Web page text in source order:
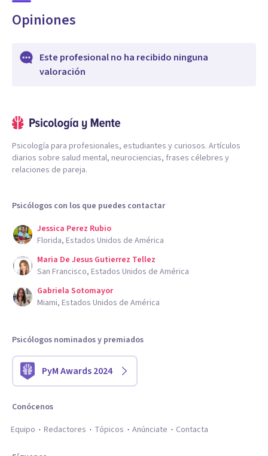
Opiniones
Este profesional no ha recibido ninguna
valoración
Psicología para profesionales, estudiantes y curiosos. Artículos
diarios sobre salud mental, neurociencias, frases célebres y
relaciones de pareja.
Psicólogos con los que puedes contactar
Jessica Perez Rubio
Florida, Estados Unidos de América
Maria De Jesus Gutierrez Tellez
San Francisco, Estados Unidos de América
Gabriela Sotomayor
Miami, Estados Unidos de América
Psicólogos nominados y premiados
PyM Awards 2024
Conócenos
Equipo
Redactores Tópicos Anúnciate Contacta